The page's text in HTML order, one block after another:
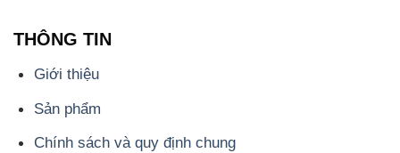
THÔNG TIN
Giới thiệu
Sản phẩm
Chính sách và quy định chung